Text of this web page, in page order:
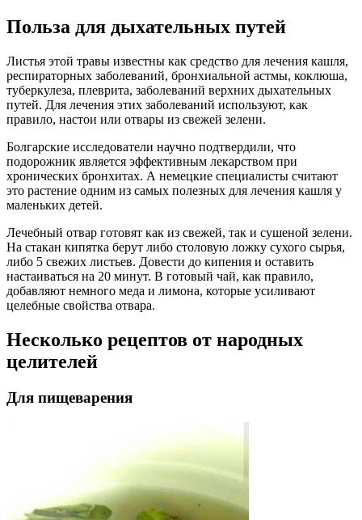
Польза для дыхательных путей
Листья этой травы известны как средство для лечения кашля,
респираторных заболеваний, бронхиальной астмы, коклюша,
туберкулеза, плеврита, заболеваний верхних дыхательных
путей. Для лечения этих заболеваний используют, как
правило, настои или отвары из свежей зелени.
Болгарские исследователи научно подтвердили, что
подорожник является эффективным лекарством при
хронических бронхитах. А немецкие специалисты считают
это растение одним из самых полезных для лечения кашля у
маленьких детей.
Лечебный отвар готовят как из свежей, так и сушеной зелени.
На стакан кипятка берут либо столовую ложку сухого сырья,
либо 5 свежих листьев. Довести до кипения и оставить
настаиваться на 20 минут. В готовый чай, как правило,
добавляют немного меда и лимона, которые усиливают
целебные свойства отвара.
Несколько рецептов от народных
целителей
Для пищеварения